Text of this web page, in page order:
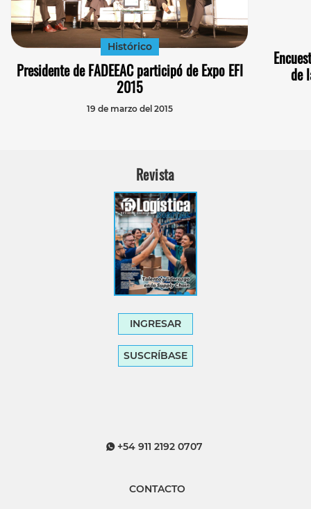
Histórico
Presidente de FADEEAC participó de Expo EFI
2015
19 de marzo del 2015
de
Revista
INGRESAR
SUSCRÍBASE
+54 911 2192 0707
CONTACTO